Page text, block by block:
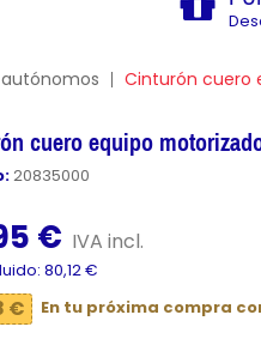
autónomos
Cinturón cuero
cuero equipo
20835000
€ IVA incl.
80,12 €
€ En tu próxima compra